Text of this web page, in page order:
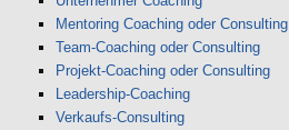
Mentoring Coaching oder Consulting
Team-Coaching oder Consulting
Projekt-Coaching oder Consulting
Leadership-Coaching
Verkaufs-Consulting